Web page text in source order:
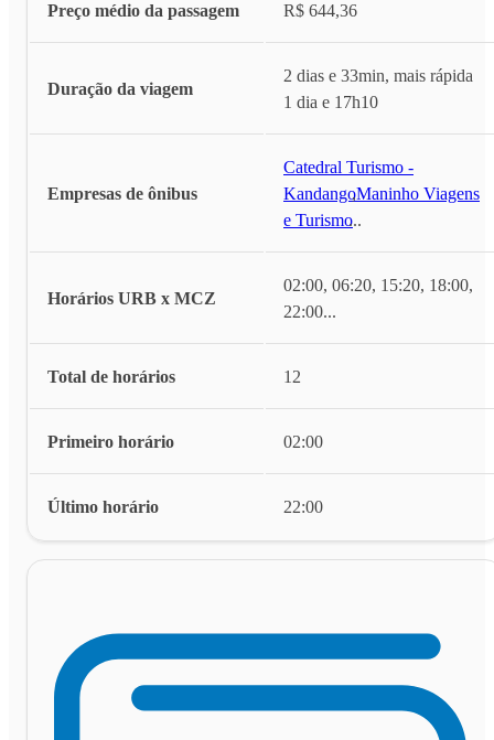
Preço médio da passagem R$ 644,36
Duração da viagem
2 dias e 33min, mais rápida
1 dia e 17h10
Empresas de ônibus
Catedral Turismo -
Kandango,Maninho Viagens
e Turismo...
Horários URB x MCZ
02:00, 06:20, 15:20, 18:00,
22:00...
Total de horários 12
Primeiro horário 02:00
Último horário 22:00